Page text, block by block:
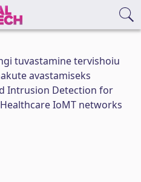
tuvastamine tervishoiu
avastamiseks
Intrusion Detection for
IoMT networks